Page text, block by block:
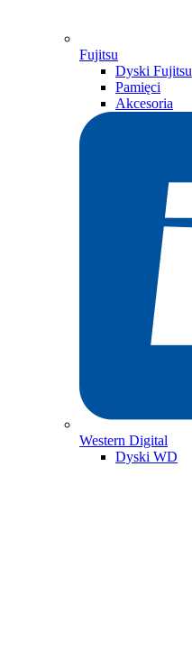
Fujitsu
Dyski Fujitsu
Pamięci
Akcesoria
Western Digital
Dyski WD